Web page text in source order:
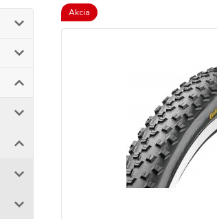
Akcia